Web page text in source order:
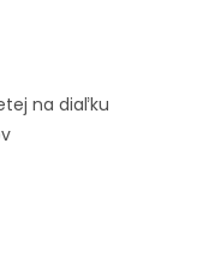
na diaľku